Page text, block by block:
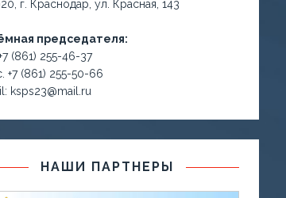
г. Краснодар, ул. Красная, 143
председателя:
(861) 255-46-37
+7 (861) 255-50-66
ksps23@mail.ru
НАШИ ПАРТНЕРЫ